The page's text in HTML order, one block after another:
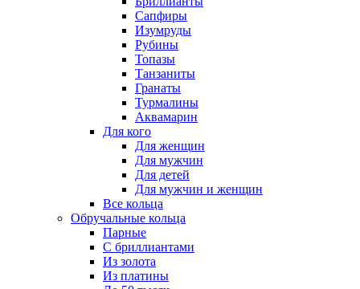
Сапфиры
Изумруды
Рубины
Топазы
Танзаниты
Гранаты
Турмалины
Аквамарин
Для кого
Для женщин
Для мужчин
Для детей
Для мужчин и женщин
Все кольца
Обручальные кольца
Парные
С бриллиантами
Из золота
Из платины